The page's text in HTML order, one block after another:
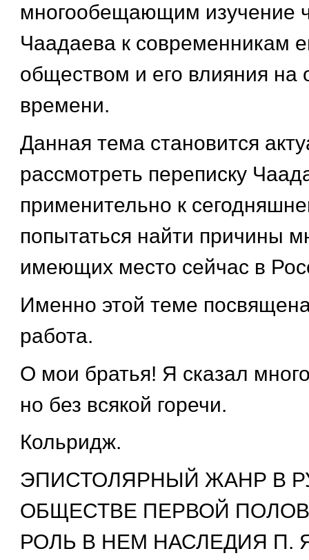
многообещающим изучение
Чаадаева к современникам
обществом и его влияния на
времени.
Данная тема становится
рассмотреть переписку
применительно к
попытаться найти причины
имеющих место сейчас в
Именно этой теме
работа.
О мои братья! Я сказал
но без всякой горечи.
Кольридж.
ЭПИСТОЛЯРНЫЙ ЖАНР В
ОБЩЕСТВЕ ПЕРВОЙ
РОЛЬ В НЕМ НАСЛЕДИЯ П.